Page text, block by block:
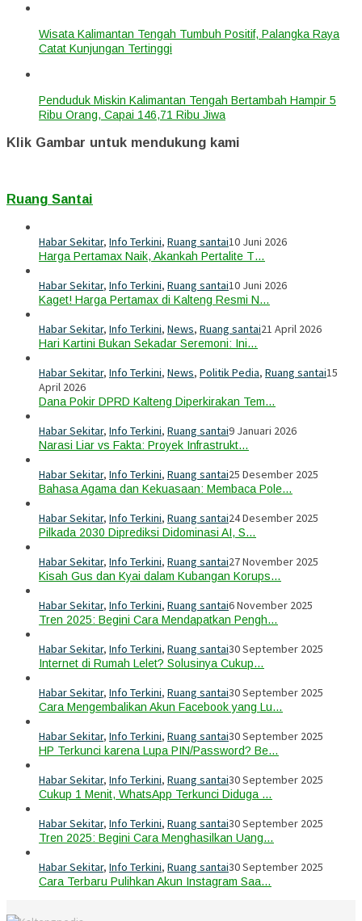
Wisata Kalimantan Tengah Tumbuh Positif, Palangka Raya
Catat Kunjungan Tertinggi
Penduduk Miskin Kalimantan Tengah Bertambah Hampir 5
Ribu Orang, Capai 146,71 Ribu Jiwa
Klik Gambar untuk mendukung kami
Ruang Santai
Habar Sekitar, Info Terkini, Ruang santai10 Juni 2026
Harga Pertamax Naik, Akankah Pertalite T…
Habar Sekitar, Info Terkini, Ruang santai10 Juni 2026
Kaget! Harga Pertamax di Kalteng Resmi N…
Habar Sekitar, Info Terkini, News, Ruang santai21 April 2026
Hari Kartini Bukan Sekadar Seremoni: Ini…
Habar Sekitar, Info Terkini, News, Politik Pedia, Ruang santai15
April 2026
Dana Pokir DPRD Kalteng Diperkirakan Tem…
Habar Sekitar, Info Terkini, Ruang santai9 Januari 2026
Narasi Liar vs Fakta: Proyek Infrastrukt…
Habar Sekitar, Info Terkini, Ruang santai25 Desember 2025
Bahasa Agama dan Kekuasaan: Membaca Pole…
Habar Sekitar, Info Terkini, Ruang santai24 Desember 2025
Pilkada 2030 Diprediksi Didominasi AI, S…
Habar Sekitar, Info Terkini, Ruang santai27 November 2025
Kisah Gus dan Kyai dalam Kubangan Korups…
Habar Sekitar, Info Terkini, Ruang santai6 November 2025
Tren 2025: Begini Cara Mendapatkan Pengh…
Habar Sekitar, Info Terkini, Ruang santai30 September 2025
Internet di Rumah Lelet? Solusinya Cukup…
Habar Sekitar, Info Terkini, Ruang santai30 September 2025
Cara Mengembalikan Akun Facebook yang Lu…
Habar Sekitar, Info Terkini, Ruang santai30 September 2025
HP Terkunci karena Lupa PIN/Password? Be…
Habar Sekitar, Info Terkini, Ruang santai30 September 2025
Cukup 1 Menit, WhatsApp Terkunci Diduga …
Habar Sekitar, Info Terkini, Ruang santai30 September 2025
Tren 2025: Begini Cara Menghasilkan Uang…
Habar Sekitar, Info Terkini, Ruang santai30 September 2025
Cara Terbaru Pulihkan Akun Instagram Saa…